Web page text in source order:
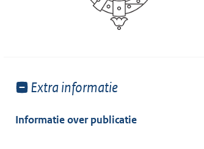
Toon
van:
Extra informatie
Informatie over publicatie